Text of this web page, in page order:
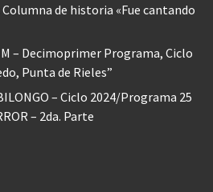
Columna de historia «Fue cantando
– Decimoprimer Programa, Ciclo
Punta de Rieles”
– Ciclo 2024/Programa 25
– 2da. Parte